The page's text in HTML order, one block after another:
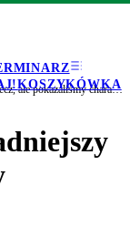
KOSZYKÓWKA
Pluta: To nie był najładniejszy mecz, ale pokazaliśmy charakter